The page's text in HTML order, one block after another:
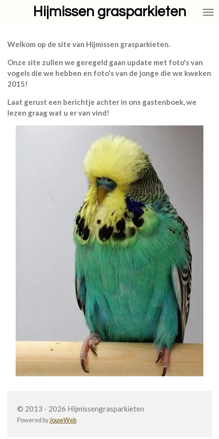
de
Hijmissen grasparkieten
Welkom op de site van Hijmissen grasparkieten.
Onze site zullen we geregeld gaan update met foto's van
vogels die we hebben en foto's van de jonge die we kweken
2015!
Laat gerust een berichtje achter in ons gastenboek, we
lezen graag wat u er van vind!
© 2013 - 2026 Hijmissengrasparkieten
Powered by JouwWeb